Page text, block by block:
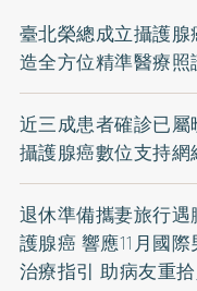
臺北榮總成立攝護
造全方位精準醫療照
近三成患者確診已
攝護腺癌數位支持網
退休準備攜妻旅行
護腺癌 響應11月國
治療指引 助病友重